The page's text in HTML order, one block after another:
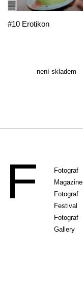
#10 Erotikon
není skladem
Fotograf
Magazine
Fotograf
Festival
Fotograf
Gallery